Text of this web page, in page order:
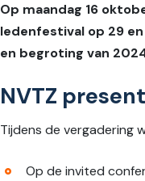
Op maandag 16
ledenfestival op 29
en begroting van
NVTZ present
Tijdens de vergadering
Op de invited